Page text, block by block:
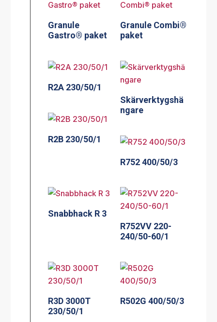
Granule
Gastro® paket
Granule Combi®
paket
R2A 230/50/1
Skärverktygshä
ngare
R2B 230/50/1
R752 400/50/3
Snabbhack R 3
R752VV 220-
240/50-60/1
R3D 3000T
230/50/1
R502G 400/50/3